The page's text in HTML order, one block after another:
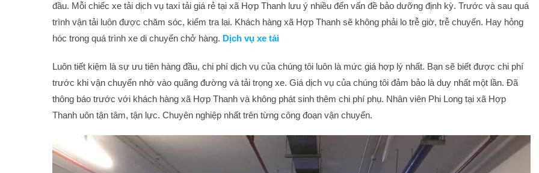
đầu. Mỗi chiếc xe tải dịch vụ taxi tải giá rẻ tại xã Hợp Thanh lưu ý nhiều đến vấn đề bảo dưỡng định kỳ. Trước và sau quá
trình vận tải luôn được chăm sóc, kiểm tra lại. Khách hàng xã Hợp Thanh sẽ không phải lo trễ giờ, trễ chuyến. Hay hỏng
hóc trong quá trình xe di chuyển chở hàng. Dịch vụ xe tải
Luôn tiết kiệm là sự ưu tiên hàng đầu, chi phí dịch vụ của chúng tôi luôn là mức giá hợp lý nhất. Bạn sẽ biết được chi phí
trước khi vận chuyển nhờ vào quãng đường và tải trọng xe. Giá dịch vụ của chúng tôi đảm bảo là duy nhất một lần. Đã
thông báo trước với khách hàng xã Hợp Thanh và không phát sinh thêm chi phí phụ. Nhân viên Phi Long tại xã Hợp
Thanh uôn tận tâm, tận lực. Chuyên nghiệp nhất trên từng công đoạn vận chuyển.